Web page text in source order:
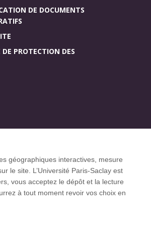
DE DOCUMENTS
PROTECTION DES
EUA, EUF, LERU, U7+
géographiques interactives, mesure
le site. L’Université Paris-Saclay est
vous acceptez le dépôt et la lecture
à tout moment revoir vos choix en